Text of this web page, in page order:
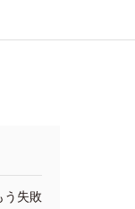
う失敗